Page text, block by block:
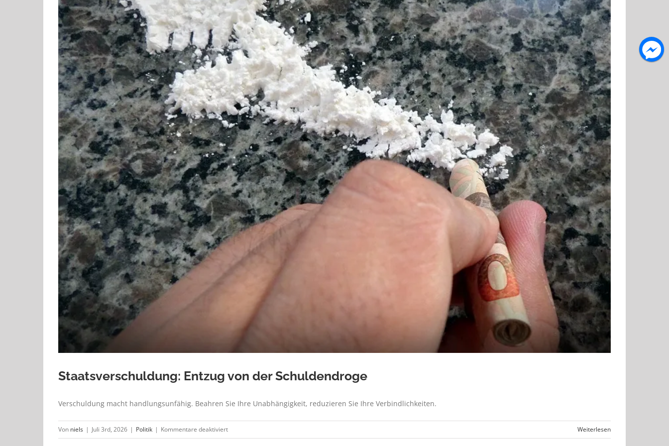
Staatsverschuldung: Entzug von der Schuldendroge
Verschuldung macht handlungsunfähig. Beahren Sie Ihre Unabhängigkeit, reduzieren Sie Ihre Verbindlichkeiten.
Von niels | Juli 3rd, 2026 | Politik | Kommentare deaktiviertfür
Staatsverschuldung:
Weiterlesen